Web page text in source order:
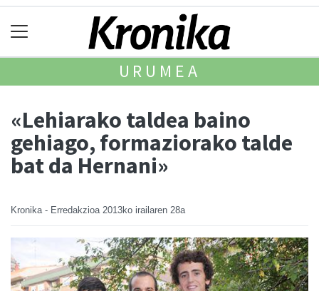
URUMEA
«Lehiarako taldea baino
gehiago, formaziorako talde
bat da Hernani»
Kronika - Erredakzioa 2013ko irailaren 28a